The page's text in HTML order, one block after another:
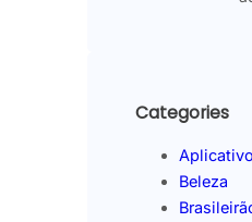
Categories
Beleza